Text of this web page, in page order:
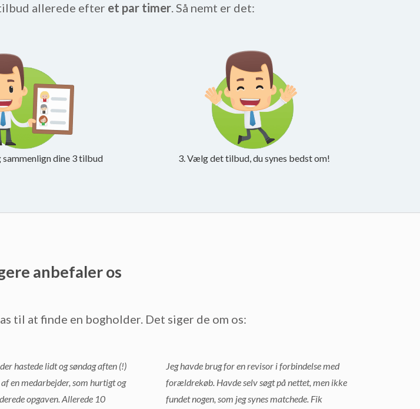
allerede efter et par timer. Så nemt er det:
dine 3 tilbud 3. Vælg det tilbud, du synes bedst om!
anbefaler os
til at finde en bogholder. Det siger de om os:
hastede lidt og søndag aften (!)
en medarbejder, som hurtigt og
opgaven. Allerede 10
Jeg havde brug for en revisor i forbindelse med
forældrekøb. Havde selv søgt på nettet, men ikke
fundet nogen, som jeg synes matchede. Fik